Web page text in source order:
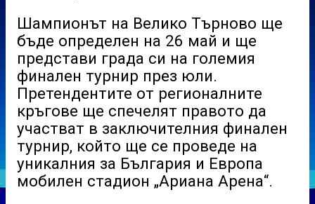
Шампионът на Велико Търново ще
бъде определен на 26 май и ще
представи града си на големия
финален турнир през юли.
Претендентите от регионалните
кръгове ще спечелят правото да
участват в заключителния финален
турнир, който ще се проведе на
уникалния за България и Европа
мобилен стадион „Ариана Арена“.